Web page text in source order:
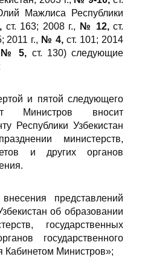
Мажлиса Республики
ст. 163; 2008 г., № 12,ст.
2011 г., № 4, ст. 101; 2014
№ 5, ст. 130) следующие
и пятой следующего
Министров вносит
Республики Узбекистан
министерств,
и других органов
представлений
об образовании
государственных
государственного
Кабинетом Министров»;